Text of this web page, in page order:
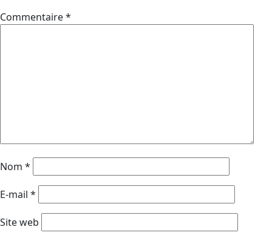
Commentaire*
Nom *
E-mail *
Site web